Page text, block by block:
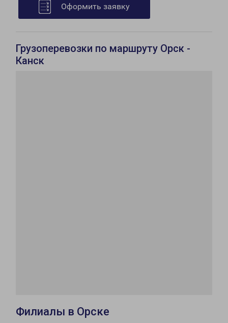
Оформить заявку
Грузоперевозки по маршруту Орск -
Канск
Филиалы в Орске